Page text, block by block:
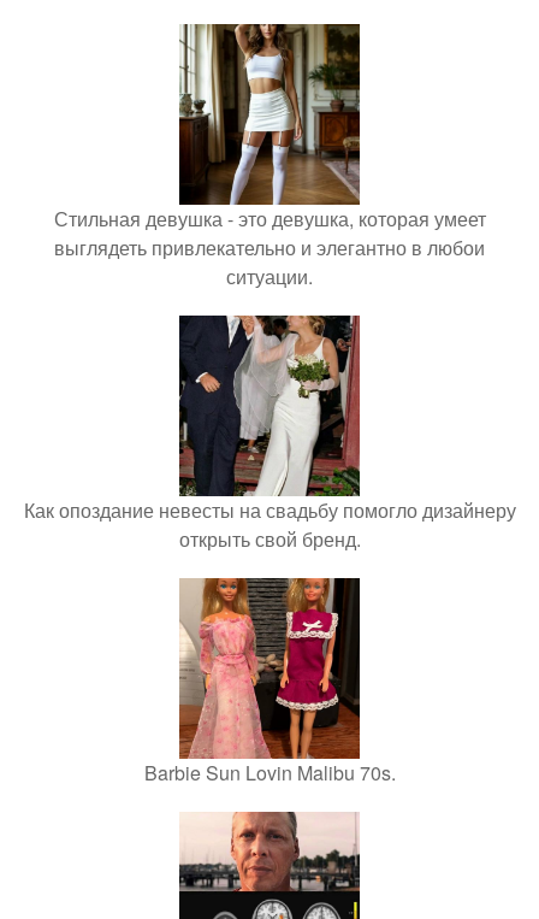
Стильная девушка - это девушка, которая умеет
выглядеть привлекательно и элегантно в любои
ситуации.
Как опоздание невесты на свадьбу помогло дизайнеру
открыть свой бренд.
Barbie Sun Lovin Malibu 70s.